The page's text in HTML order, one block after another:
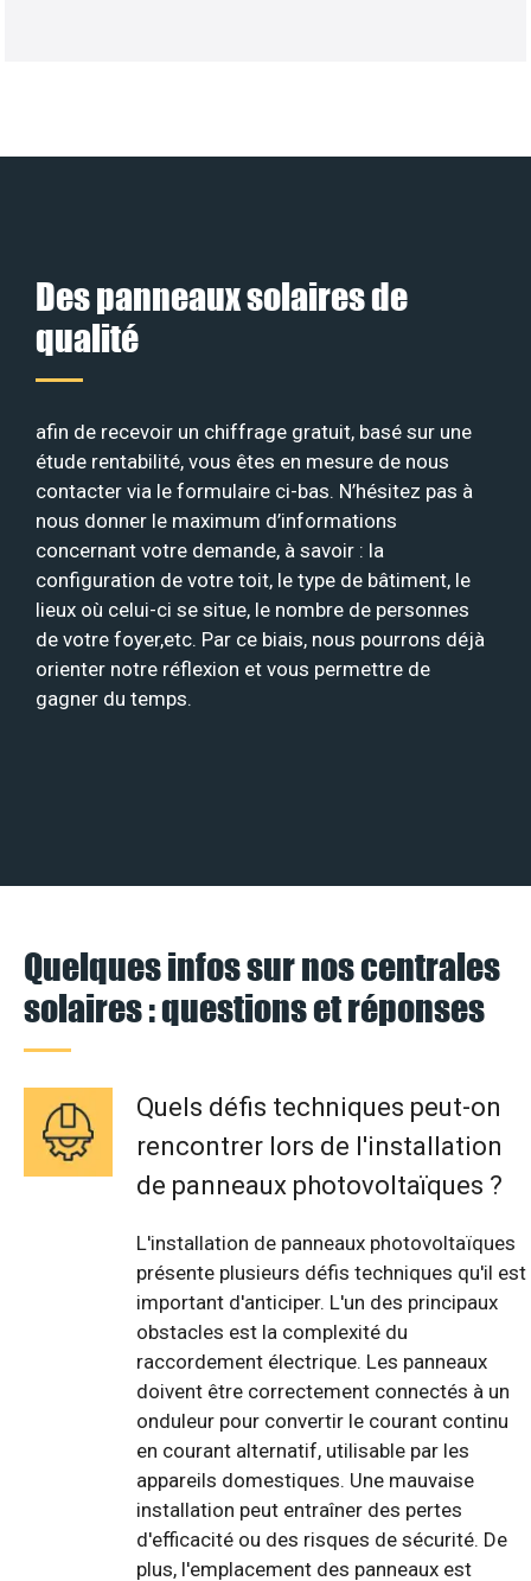
Des panneaux solaires de
qualité
afin de recevoir un chiffrage gratuit, basé sur une
étude rentabilité, vous êtes en mesure de nous
contacter via le formulaire ci-bas. N’hésitez pas à
nous donner le maximum d’informations
concernant votre demande, à savoir : la
configuration de votre toit, le type de bâtiment, le
lieux où celui-ci se situe, le nombre de personnes
de votre foyer,etc. Par ce biais, nous pourrons déjà
orienter notre réflexion et vous permettre de
gagner du temps.
Quelques infos sur nos centrales
solaires : questions et réponses
Quels défis techniques peut-on
rencontrer lors de l'installation
de panneaux photovoltaïques ?
L'installation de panneaux photovoltaïques
présente plusieurs défis techniques qu'il est
important d'anticiper. L'un des principaux
obstacles est la complexité du
raccordement électrique. Les panneaux
doivent être correctement connectés à un
onduleur pour convertir le courant continu
en courant alternatif, utilisable par les
appareils domestiques. Une mauvaise
installation peut entraîner des pertes
d'efficacité ou des risques de sécurité. De
plus, l'emplacement des panneaux est